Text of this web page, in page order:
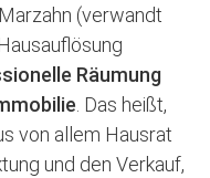
(verwandt
Räumung
. Das heißt,
von allem Hausrat
und den Verkauf,